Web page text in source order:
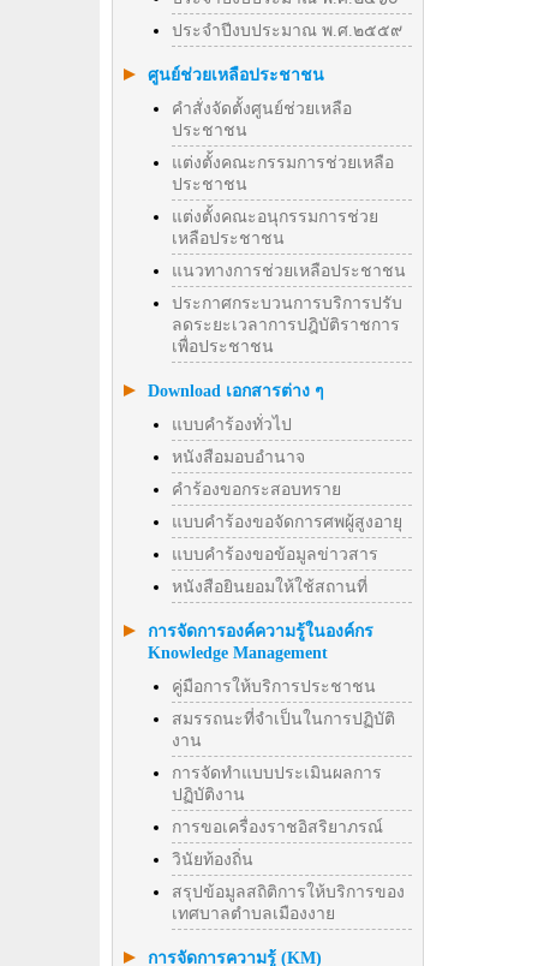
ประจำปีงบประมาณ พ.ศ.๒๕๕๙
ศูนย์ช่วยเหลือประชาชน
คำสั่งจัดตั้งศูนย์ช่วยเหลือ
ประชาชน
แต่งตั้งคณะกรรมการช่วยเหลือ
ประชาชน
แต่งตั้งคณะอนุกรรมการช่วย
เหลือประชาชน
แนวทางการช่วยเหลือประชาชน
ประกาศกระบวนการบริการปรับ
ลดระยะเวลาการปฎิบัติราชการ
เพื่อประชาชน
Download เอกสารต่าง ๆ
แบบคำร้องทั่วไป
หนังสือมอบอำนาจ
คำร้องขอกระสอบทราย
แบบคำร้องขอจัดการศพผู้สูงอายุ
แบบคำร้องขอข้อมูลข่าวสาร
หนังสือยินยอมให้ใช้สถานที่
การจัดการองค์ความรู้ในองค์กร
Knowledge Management
คู่มือการให้บริการประชาชน
สมรรถนะที่จำเป็นในการปฏิบัติ
งาน
การจัดทำแบบประเมินผลการ
ปฏิบัติงาน
การขอเครื่องราชอิสริยาภรณ์
วินัยท้องถิ่น
สรุปข้อมูลสถิติการให้บริการของ
เทศบาลตำบลเมืองงาย
การจัดการความรู้ (KM)